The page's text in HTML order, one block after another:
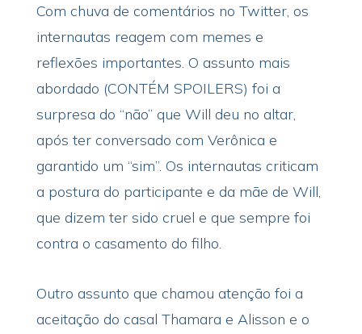
Com chuva de comentários no Twitter, os
internautas reagem com memes e
reflexões importantes. O assunto mais
abordado (CONTÉM SPOILERS) foi a
surpresa do “não” que Will deu no altar,
após ter conversado com Verônica e
garantido um “sim”. Os internautas criticam
a postura do participante e da mãe de Will,
que dizem ter sido cruel e que sempre foi
contra o casamento do filho.
Outro assunto que chamou atenção foi a
aceitação do casal Thamara e Alisson e o